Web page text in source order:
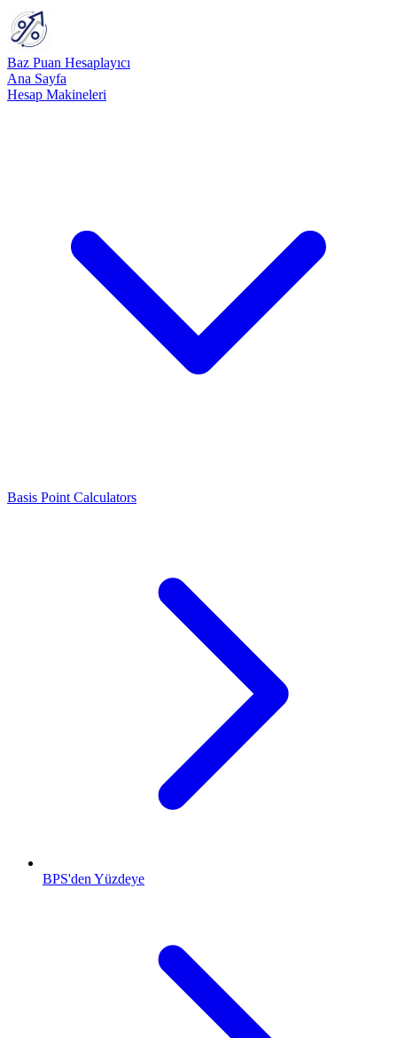
Baz Puan Hesaplayıcı
Ana Sayfa
Hesap Makineleri
Basis Point Calculators
BPS'den Yüzdeye